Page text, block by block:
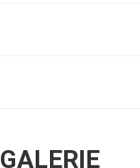
GALERIE